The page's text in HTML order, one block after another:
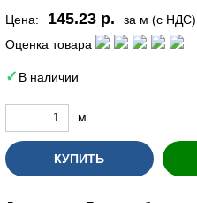
Цена: 145.23 р.
за м (с НДС)
Оценка товара
В наличии
м
КУПИТЬ